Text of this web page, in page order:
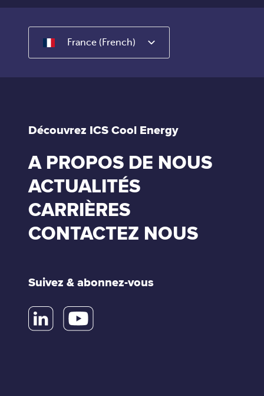
France (French)
Découvrez ICS Cool Energy
A PROPOS DE NOUS
ACTUALITÉS
CARRIÈRES
CONTACTEZ NOUS
Suivez & abonnez-vous